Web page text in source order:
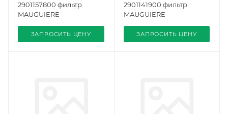
2901157800 фильтр
MAUGUIERE
ЗАПРОСИТЬ ЦЕНУ
2901141900 фильтр
MAUGUIERE
ЗАПРОСИТЬ ЦЕНУ